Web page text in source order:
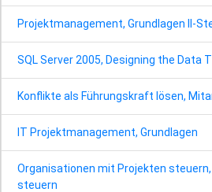
Projektmanagement, Grundlagen II-
SQL Server 2005, Designing the Data
Konflikte als Führungskraft lösen,
IT Projektmanagement, Grundlagen
Organisationen mit Projekten
steuern